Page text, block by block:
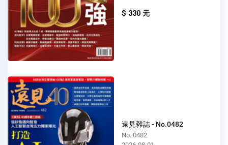
$ 330 元
遠見雜誌 - No.0482
No. 0482